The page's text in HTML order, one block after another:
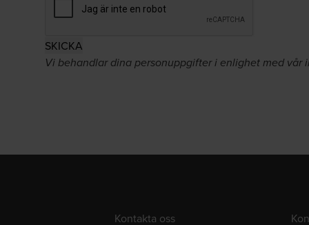
Vi behandlar dina personuppgifter i enlighet med vår
Kontakta oss